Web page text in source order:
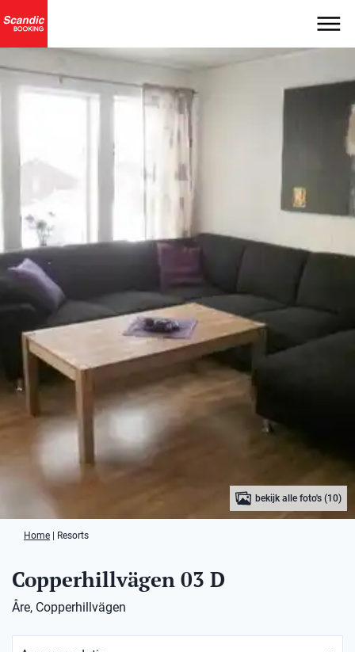
bekijk alle foto's (10)
Home Resorts
Copperhillvägen 03 D
Åre, Copperhillvägen